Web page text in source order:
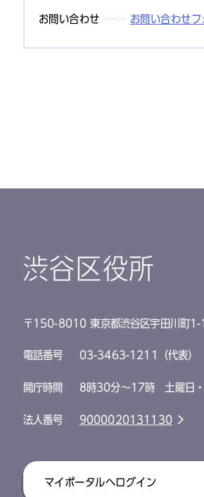
お問い合わせ お問い合わせフ
渋谷区役所
〒150-8010 東京都渋谷区宇田川町1-1
電話番号 03-3463-1211（代表）
開庁時間 8時30分～17時 土曜日・
法人番号 9000020131130
マイポータルへログイン